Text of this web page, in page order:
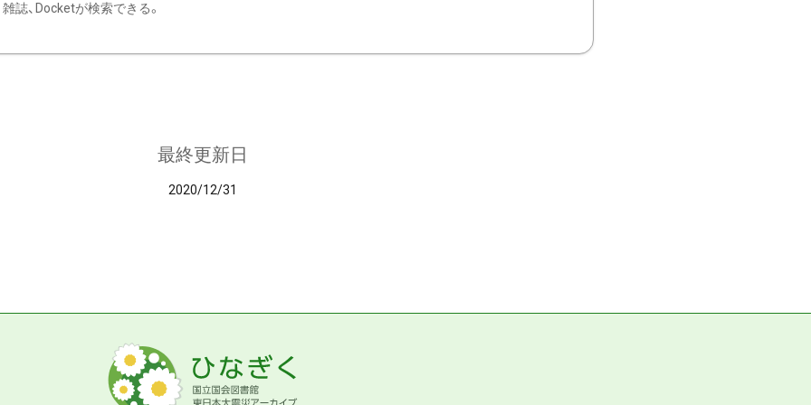
雑誌、Docketが検索できる。
最終更新日
2020/12/31